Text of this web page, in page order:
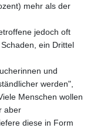
mehr als der
jedoch oft
ein Drittel
und
werden",
Menschen wollen
aber
diese in Form